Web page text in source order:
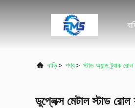
বাড়ি> পণ্য> স্টাড অ্যান্ড ট্র্যাক রোল
ডুপ্লেক্স মেটাল স্টাড